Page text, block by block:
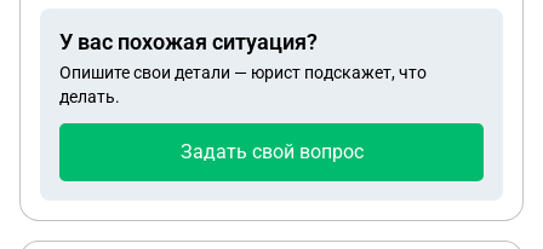
У вас похожая ситуация?
Опишите свои детали — юрист подскажет, что
делать.
Задать свой вопрос